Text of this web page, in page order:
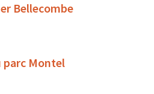
Bellecombe
parc Montel